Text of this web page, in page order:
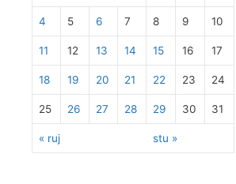
« ruj stu »
4 5 6 7 8 9 10
11 12 13 14 15 16 17
18 19 20 21 22 23 24
25 26 27 28 29 30 31